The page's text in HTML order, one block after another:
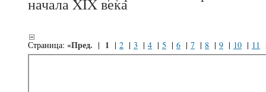
начала XIX века
Страница: «Пред. | 1 | 2 | 3 | 4 | 5 | 6 | 7 | 8 | 9 | 10 | 11